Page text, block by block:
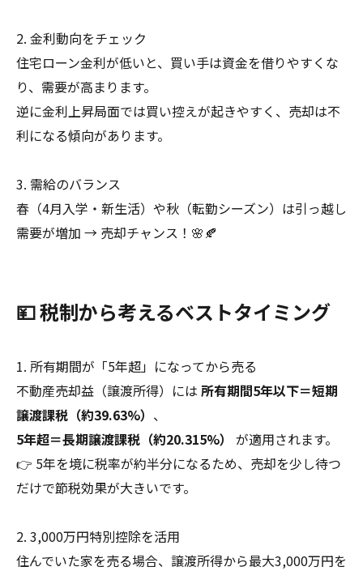
2. 金利動向をチェック
住宅ローン金利が低いと、買い手は資金を借りやすくな
り、需要が高まります。
逆に金利上昇局面では買い控えが起きやすく、売却は不
利になる傾向があります。
3. 需給のバランス
春（4月入学・新生活）や秋（転勤シーズン）は引っ越し
需要が増加 → 売却チャンス！🌸🍂
💴 税制から考えるベストタイミング
1. 所有期間が「5年超」になってから売る
不動産売却益（譲渡所得）には 所有期間5年以下＝短期
譲渡課税（約39.63%） 、
5年超＝長期譲渡課税（約20.315%）
が適用されます。
👉 5年を境に税率が約半分になるため、売却を少し待つ
だけで節税効果が大きいです。
2. 3,000万円特別控除を活用
住んでいた家を売る場合、譲渡所得から最大3,000万円を